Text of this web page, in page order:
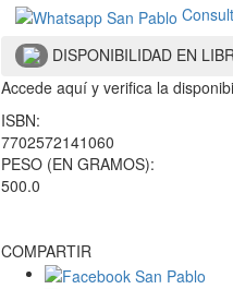
DISPONIBILIDAD EN
Accede aquí y verifica la
ISBN:
7702572141060
PESO (EN GRAMOS):
500.0
COMPARTIR